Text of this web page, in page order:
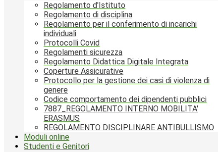
Regolamento d'Istituto
Regolamento di disciplina
Regolamento per il conferimento di incarichi
individuali
Protocolli Covid
Regolamenti sicurezza
Regolamento Didattica Digitale Integrata
Coperture Assicurative
Protocollo per la gestione dei casi di violenza di
genere
Codice comportamento dei dipendenti pubblici
7887_REGOLAMENTO INTERNO MOBILITA'
ERASMUS
REGOLAMENTO DISCIPLINARE ANTIBULLISMO
Moduli online
Studenti e Genitori